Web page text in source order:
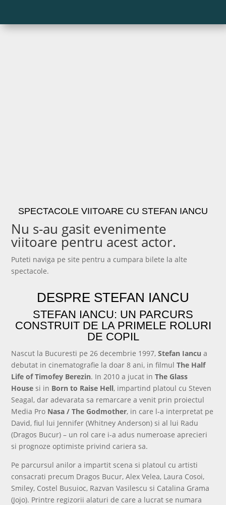
SPECTACOLE VIITOARE CU STEFAN IANCU
Nu s-au gasit evenimente
viitoare pentru acest actor.
Puteti naviga pe site pentru a cumpara bilete la alte
spectacole.
DESPRE STEFAN IANCU
STEFAN IANCU: UN PARCURS
CONSTRUIT DE LA PRIMELE ROLURI
DE COPIL
Nascut la Bucuresti pe 26 decembrie 1997,Stefan Iancu a
debutat in cinematografie la doar 8 ani, in filmulThe Half
Life of Timofey Berezin. In 2010 a jucat inThe Glass
House si in Born to Raise Hell, impartind platoul cu Steven
Seagal, dar adevarata sa remarcare a venit prin proiectul
Media Pro Nasa / The Godmother, in care l-a interpretat pe
David, fiul lui Jennifer (Whitney Anderson) si al lui Radu
(Dragos Bucur) – un rol care i-a adus numeroase aprecieri
si prognoze optimiste privind cariera sa.
Pe parcursul anilor a impartit scena si platoul cu artisti
consacrati precum Dragos Bucur, Alex Velea, Laura Cosoi,
Smiley, Costel Busuioc, Razvan Vasilescu si Catalina Grama
(Jojo). Printre regizorii alaturi de care a lucrat se numara